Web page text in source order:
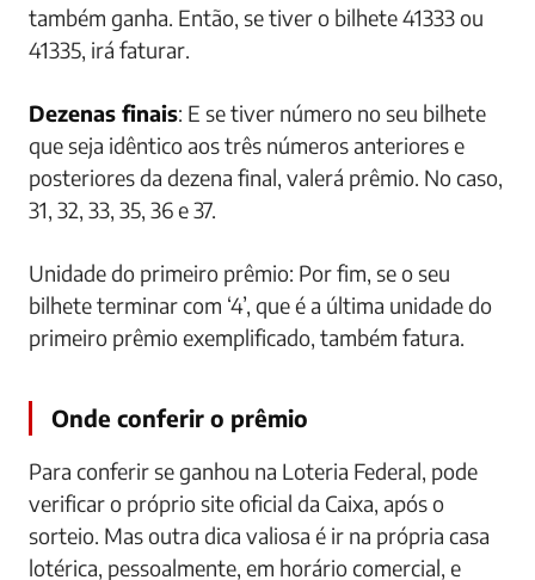
também ganha. Então, se tiver o bilhete 41333 ou
41335, irá faturar.
Dezenas finais: E se tiver número no seu bilhete
que seja idêntico aos três números anteriores e
posteriores da dezena final, valerá prêmio. No caso,
31, 32, 33, 35, 36 e 37.
Unidade do primeiro prêmio: Por fim, se o seu
bilhete terminar com ‘4’, que é a última unidade do
primeiro prêmio exemplificado, também fatura.
Onde conferir o prêmio
Para conferir se ganhou na Loteria Federal, pode
verificar o próprio site oficial da Caixa, após o
sorteio. Mas outra dica valiosa é ir na própria casa
lotérica, pessoalmente, em horário comercial, e